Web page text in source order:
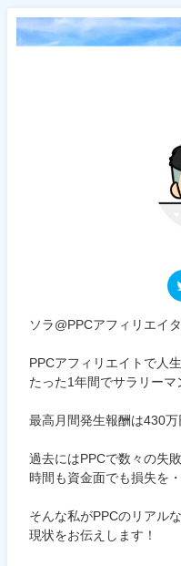
ソラ@PPCアフィリエイタ
PPCアフィリエイトで人
たった1年間でサラリーマ
最高月間発生報酬は430万
過去にはPPCで数々の失敗
時間も資金面でも損失を・
そんな私がPPCのリアルな
現状をお伝えします！